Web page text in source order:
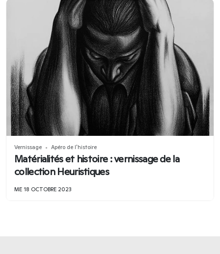
Vernissage Apéro de l'histoire
Matérialités et histoire : vernissage de la
collection Heuristiques
ME 18 OCTOBRE 2023